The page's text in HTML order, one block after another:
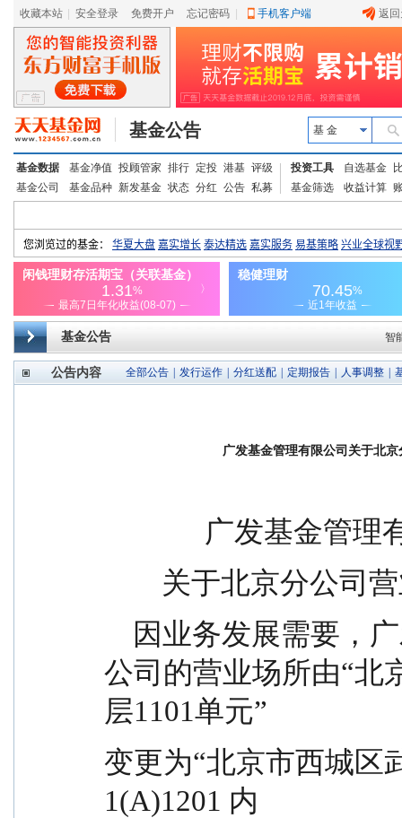
收藏本站 安全登录 免费开户 忘记密码 手机客户端 返
基金公告 基 金
基金数据 基金净值 投顾管家 排行 定投 港基 评级
基金公司
基金品种 新发基金 状态 分红 公告 私募
投资工具 自选基金
基金筛选
收益计算
基金公告 智
公告内容 全部公告 发行运作 分红送配 定期报告 人事调整
广发基金管理有限公司关于北
广发基
关于北京分
公司的营业场所由“北
层1101单元”
变更为“北京市西城区
1(A)1201 内